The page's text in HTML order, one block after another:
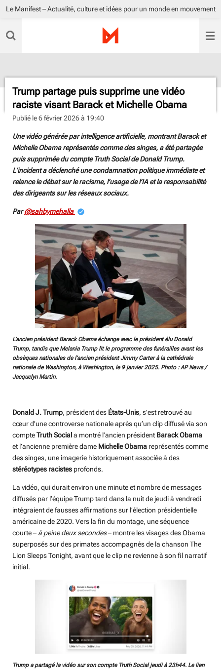
Passer
contenu
Le Manifest – Actualité, culture et idées pour un monde en mouvement
Trump partage puis supprime une vidéo
raciste visant Barack et Michelle Obama
Publié le 6 février 2026 à 19:40
Une vidéo générée par intelligence artificielle, montrant Barack et
Michelle Obama représentés comme des singes, a été partagée
puis supprimée du compte Truth Social de Donald Trump.
L’incident a déclenché une condamnation politique immédiate et
relance le débat sur le racisme, l’usage de l’IA et la responsabilité
des dirigeants sur les réseaux sociaux.
Par@sahbymehalla
L’ancien président Barack Obama échange avec le président élu Donald
Trump, tandis que Melania Trump lit le programme des funérailles avant les
obsèques nationales de l’ancien président Jimmy Carter à la cathédrale
nationale de Washington, à Washington, le 9 janvier 2025. Photo : AP News /
Jacquelyn Martin.
Donald J. Trump, président des États-Unis, s’est retrouvé au
cœur d’une controverse nationale après qu’un clip diffusé via son
compteTruth Social a montré l’ancien présidentBarack Obama
et l’ancienne première dame Michelle Obama représentés comme
des singes, une imagerie historiquement associée à des
stéréotypes racistes profonds.
La vidéo, qui durait environ une minute et nombre de messages
diffusés par l’équipe Trump tard dans la nuit de jeudi à vendredi
intégraient de fausses affirmations sur l’élection présidentielle
américaine de 2020. Vers la fin du montage, une séquence
courte – à peine deux secondes– montre les visages des Obama
superposés sur des primates accompagnés de la chanson The
Lion Sleeps Tonight, avant que le clip ne revienne à son fil narratif
initial.
Trump a partagé la vidéo sur son compte Truth Social jeudi à 23h44. Le lien